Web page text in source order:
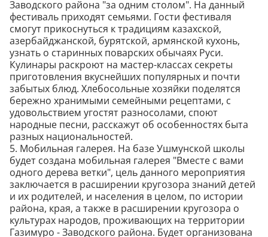
Заводского района "за одним столом". На данный
фестиваль приходят семьями. Гости фестиваля
смогут прикоснуться к традициям казахской,
азербайджанской, бурятской, армянской кухонь,
узнать о старинных поварских обычаях Руси.
Кулинары раскроют на мастер-классах секреты
приготовления вкуснейших популярных и почти
забытых блюд. Хлебосольные хозяйки поделятся
бережно хранимыми семейными рецептами, с
удовольствием угостят разносолами, споют
народные песни, расскажут об особенностях быта
разных национальностей.
5. Мобильная галерея. На базе Ушмунской школы
будет создана мобильная галерея "Вместе с вами
одного дерева ветки", цель данного мероприятия
заключается в расширении кругозора знаний детей
и их родителей, и населения в целом, по истории
района, края, а также в расширении кругозора о
культурах народов, проживающих на территории
Газимуро - Заводского района. Будет организована